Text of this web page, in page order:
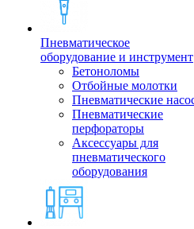
Пневматическое
оборудование и инструмент
Бетоноломы
Отбойные молотки
Пневматические
Пневматические
перфораторы
Аксессуары для
пневматического
оборудования